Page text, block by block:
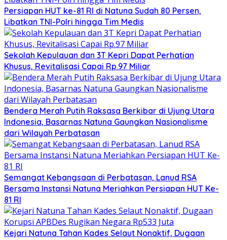
Persiapan HUT ke-81 RI di Natuna Sudah 80 Persen,
Libatkan TNI-Polri hingga Tim Medis
Sekolah Kepulauan dan 3T Kepri Dapat Perhatian
Khusus, Revitalisasi Capai Rp.97 Miliar
Bendera Merah Putih Raksasa Berkibar di Ujung Utara
Indonesia, Basarnas Natuna Gaungkan Nasionalisme
dari Wilayah Perbatasan
Semangat Kebangsaan di Perbatasan, Lanud RSA
Bersama Instansi Natuna Meriahkan Persiapan HUT Ke-
81 RI
Kejari Natuna Tahan Kades Selaut Nonaktif, Dugaan